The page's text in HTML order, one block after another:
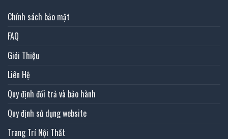
Chính sách bảo mật
FAQ
Giới Thiệu
Liên Hệ
Quy định đổi trả và bảo hành
Quy định sử dụng website
Trang Trí Nội Thất